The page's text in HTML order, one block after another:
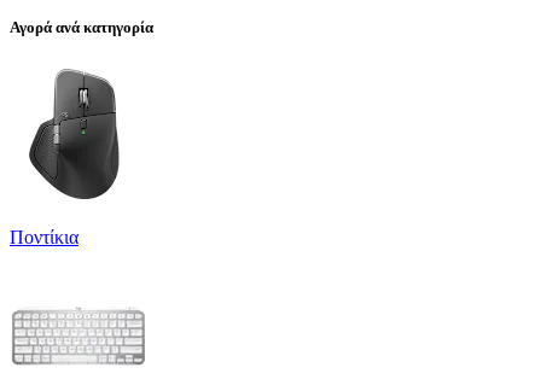
Αγορά ανά κατηγορία
Ποντίκια